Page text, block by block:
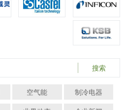
搜索
空气能
制冷电器